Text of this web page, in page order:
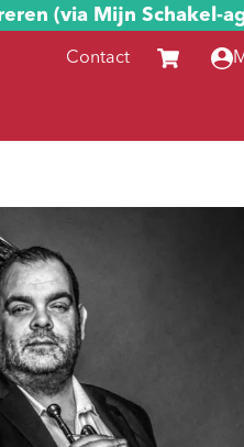
(via Mijn Schakel-
Contact